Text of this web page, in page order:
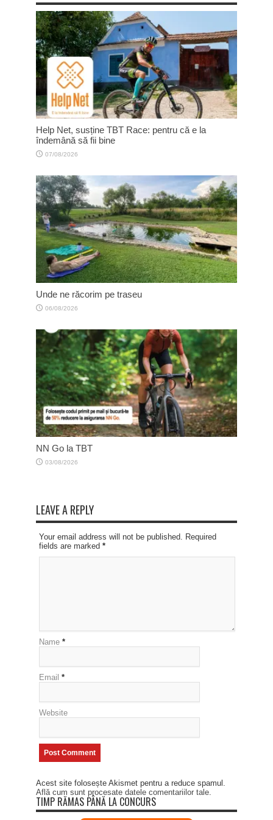
Help Net, susține TBT Race: pentru că e la
îndemână să fii bine
07/08/2026
Unde ne răcorim pe traseu
06/08/2026
NN Go la TBT
03/08/2026
LEAVE A REPLY
Your email address will not be published. Required
fields are marked *
Name *
Email *
Website
Acest site folosește Akismet pentru a reduce spamul.
Află cum sunt procesate datele comentariilor tale.
TIMP RĂMAS PÂNĂ LA CONCURS